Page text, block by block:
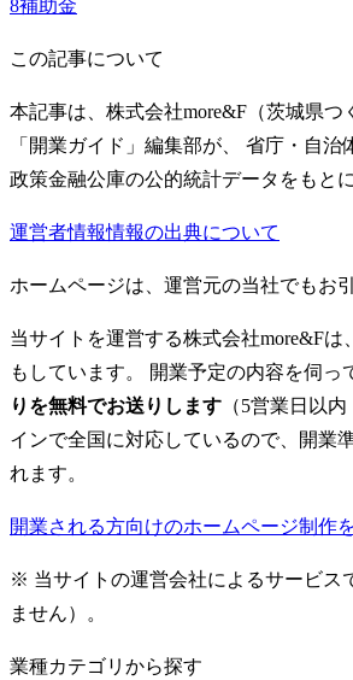
8補助金
この記事について
本記事は、株式会社more&F（茨城県つ
「開業ガイド」編集部が、 省庁・自治
政策金融公庫の公的統計データをもと
運営者情報情報の出典について
ホームページは、運営元の当社でもお
当サイトを運営する株式会社more&Fは
もしています。 開業予定の内容を伺っ
りを無料でお送りします （5営業日以
インで全国に対応しているので、開業
れます。
開業される方向けのホームページ制作
※ 当サイトの運営会社によるサービス
ません）。
業種カテゴリから探す